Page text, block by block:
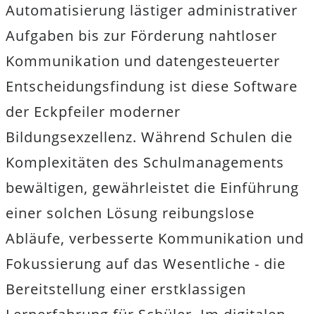
Automatisierung lästiger administrativer
Aufgaben bis zur Förderung nahtloser
Kommunikation und datengesteuerter
Entscheidungsfindung ist diese Software
der Eckpfeiler moderner
Bildungsexzellenz. Während Schulen die
Komplexitäten des Schulmanagements
bewältigen, gewährleistet die Einführung
einer solchen Lösung reibungslose
Abläufe, verbesserte Kommunikation und
Fokussierung auf das Wesentliche - die
Bereitstellung einer erstklassigen